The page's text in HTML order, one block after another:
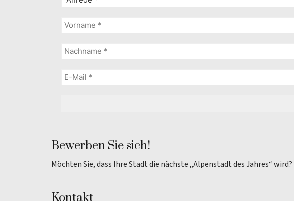
Bewerben Sie sich!
Möchten Sie, dass Ihre Stadt die nächste „Alpenstadt des Jahres“ wird?
Kontakt